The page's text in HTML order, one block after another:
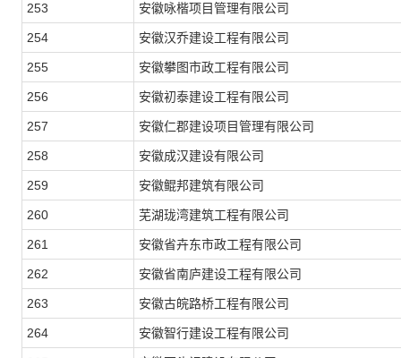
253 安徽咏楷项目管理有限公司
254 安徽汉乔建设工程有限公司
255 安徽攀图市政工程有限公司
256 安徽初泰建设工程有限公司
257 安徽仁郡建设项目管理有限公司
258 安徽成汉建设有限公司
259 安徽鲲邦建筑有限公司
260 芜湖珑湾建筑工程有限公司
261 安徽省卉东市政工程有限公司
262 安徽省南庐建设工程有限公司
263 安徽古皖路桥工程有限公司
264 安徽智行建设工程有限公司